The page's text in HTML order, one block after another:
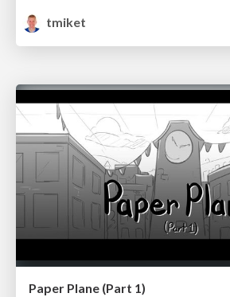
tmiket
Paper Plane (Part 1)